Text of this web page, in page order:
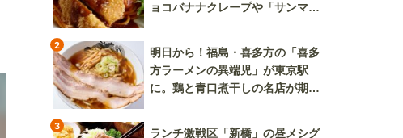
ョコバナナクレープや「サンマー
2
明日から！福島・喜多方の「喜多
方ラーメンの異端児」が東京駅
に。鶏と青口煮干しの名店が期間
3
ランチ激戦区「新橋」の昼メシグ